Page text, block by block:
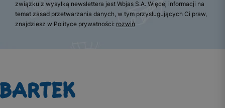
związku z wysyłką newslettera jest Wojas S.A. Więcej informacji na
temat zasad przetwarzania danych, w tym przysługujących Ci praw,
znajdziesz w Polityce prywatności: rozwiń